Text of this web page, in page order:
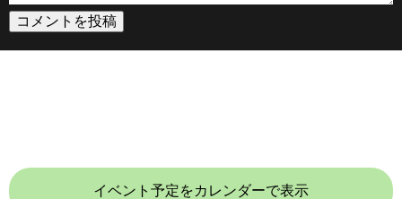
イベント予定をカレンダーで表示